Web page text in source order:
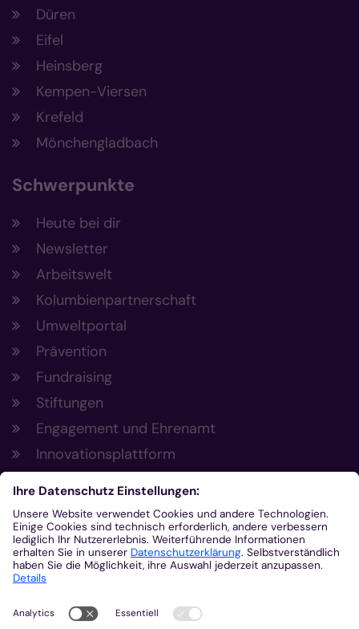
Düren
Eifel
Heinsberg
Kempen-Viersen
Krefeld
Mönchengladbach
Schwerpunkte
Heute bei dir
Newsletter
Arbeitswelt
Kolumbienpartnerschaft
Umweltportal
Prävention
Fundraising
Stiftungen
Engagement und Ehrenamt
Innovationsplattform
Aus der Plattform
Nachrichten
Veranstaltungen
Gottesdienste
Stellenangebote